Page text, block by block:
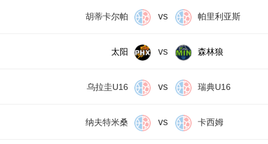
胡蒂卡尔帕 vs 帕里利亚斯
太阳 vs 森林狼
乌拉圭U16 vs 瑞典U16
纳夫特米桑 vs 卡西姆